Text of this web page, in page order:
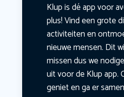
Klup is dé app voor
plus! Vind een grote
activiteiten en
nieuwe mensen. Dit
missen dus we
uit voor de Klup app.
geniet en ga er